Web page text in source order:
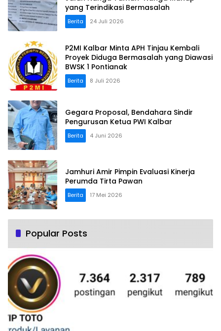
yang Terindikasi Bermasalah
Berita 24 Juli 2026
P2MI Kalbar Minta APH Tinjau Kembali
Proyek Diduga Bermasalah yang Diawasi
BWSK 1 Pontianak
Berita 8 Juli 2026
Gegara Proposal, Bendahara Sindir
Pengurusan Ketua PWI Kalbar
Berita 4 Juni 2026
Jamhuri Amir Pimpin Evaluasi Kinerja
Perumda Tirta Pawan
Berita 17 Mei 2026
Popular Posts